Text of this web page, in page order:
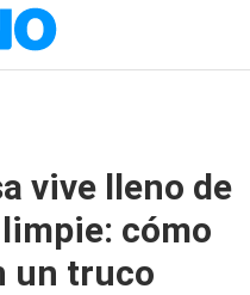
vive lleno de
cómo
un truco